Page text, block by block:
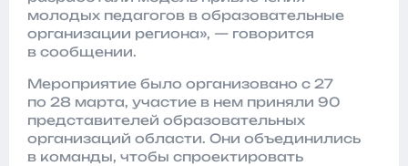
молодых педагогов в образовательные
организации региона», — говорится
в сообщении.
Мероприятие было организовано с 27
по 28 марта, участие в нем приняли 90
представителей образовательных
организаций области. Они объединились
в команды, чтобы спроектировать